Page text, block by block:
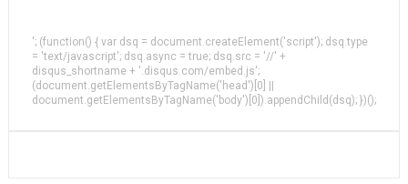
'; (function() { var dsq = document.createElement('script'); dsq.type
= 'text/javascript'; dsq.async = true; dsq.src = '//' +
disqus_shortname + '.disqus.com/embed.js';
(document.getElementsByTagName('head')[0] ||
document.getElementsByTagName('body')[0]).appendChild(dsq); })();